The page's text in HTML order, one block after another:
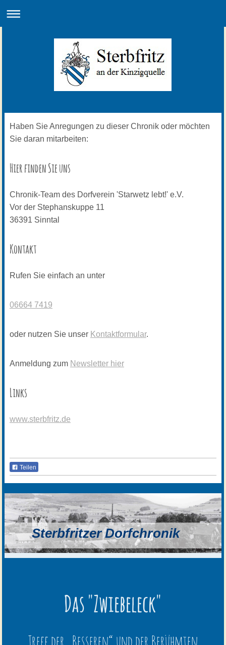
Haben Sie Anregungen zu dieser Chronik oder möchten
Sie daran mitarbeiten:
Hier finden Sie uns
Chronik-Team des Dorfverein 'Starwetz lebt!' e.V.
Vor der Stephanskuppe 11
36391 Sinntal
Kontakt
Rufen Sie einfach an unter
06664 7419
oder nutzen Sie unser Kontaktformular.
Anmeldung zum Newsletter hier
Links
www.sterbfritz.de
Teilen
Sterbfritzer Dorfchronik
Das "Zwiebeleck"